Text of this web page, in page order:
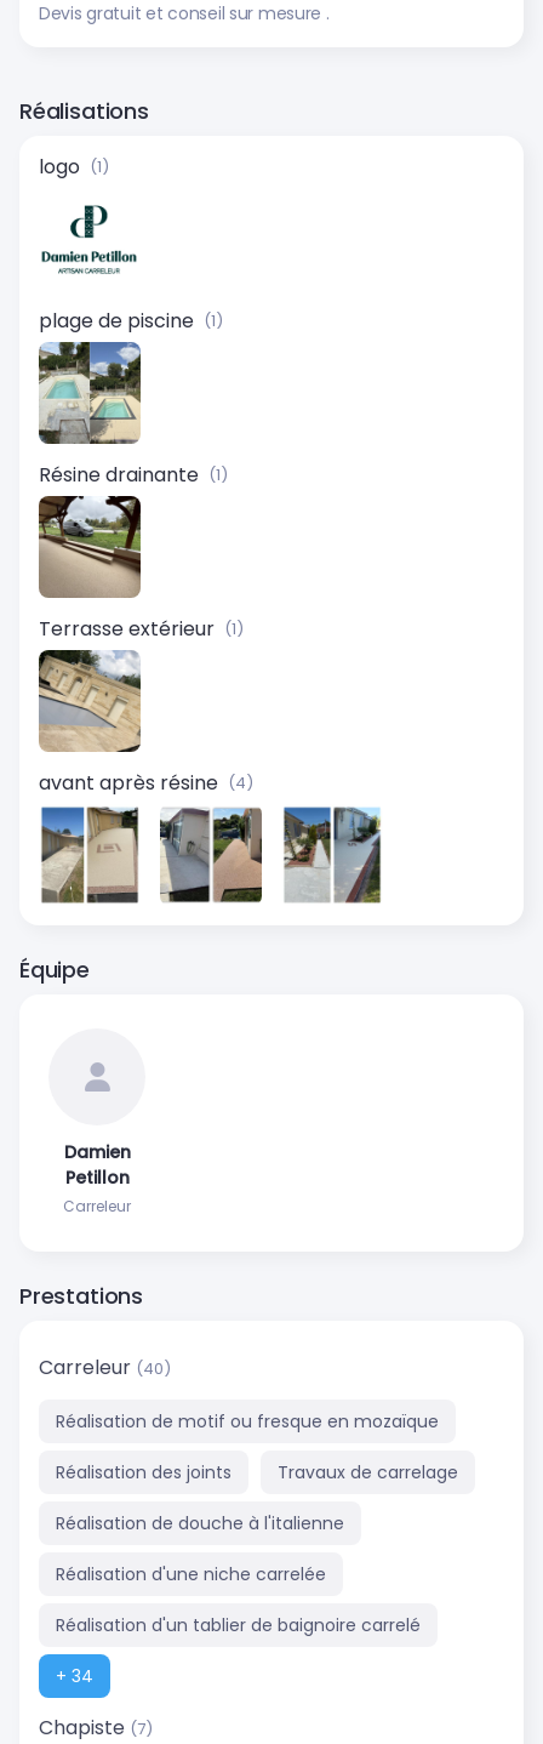
Devis gratuit et conseil sur mesure .
Réalisations
logo (1)
plage de piscine (1)
Résine drainante (1)
Terrasse extérieur (1)
avant après résine (4)
Équipe
Damien
Petillon
Carreleur
Prestations
Carreleur (40)
Réalisation de motif ou fresque en mozaïque
Réalisation des joints Travaux de carrelage
Réalisation de douche à l'italienne
Réalisation d'une niche carrelée
Réalisation d'un tablier de baignoire carrelé
+ 34
Chapiste (7)